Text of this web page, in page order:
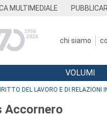
MULTIMEDIALE
chi siamo
VOLUMI
DEL LAVORO E DI RELAZIONI
Accornero